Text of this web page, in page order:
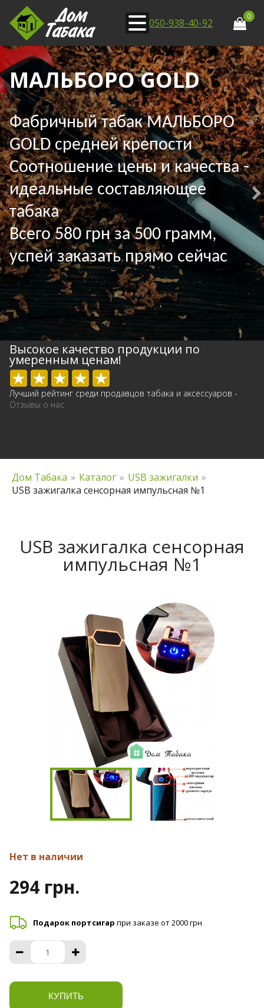
050-938-40-92
0
МАЛЬБОРО GOLD
Фабричный табак МАЛЬБОРО
GOLD средней крепости
Соотношение цены и качества -
идеальные составляющее
табака
Всего 580 грн за 500 грамм,
успей заказать прямо сейчас
Высокое качество продукции по
умеренным ценам!
Лучший рейтинг среди продавцов табака и аксессуаров -
Отзывы о нас
Дом Табака » Каталог » USB зажигалки »
USB зажигалка сенсорная импульсная №1
USB зажигалка сенсорная
импульсная №1
Нет в наличии
294 грн.
Подарок портсигар при заказе от 2000 грн
КУПИТЬ